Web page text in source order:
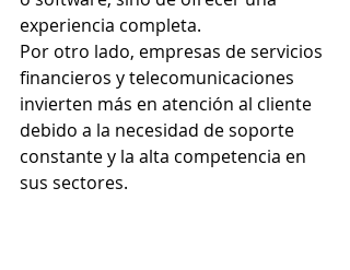
experiencia completa.
Por otro lado, empresas de servicios
financieros y telecomunicaciones
invierten más en atención al cliente
debido a la necesidad de soporte
constante y la alta competencia en
sus sectores.